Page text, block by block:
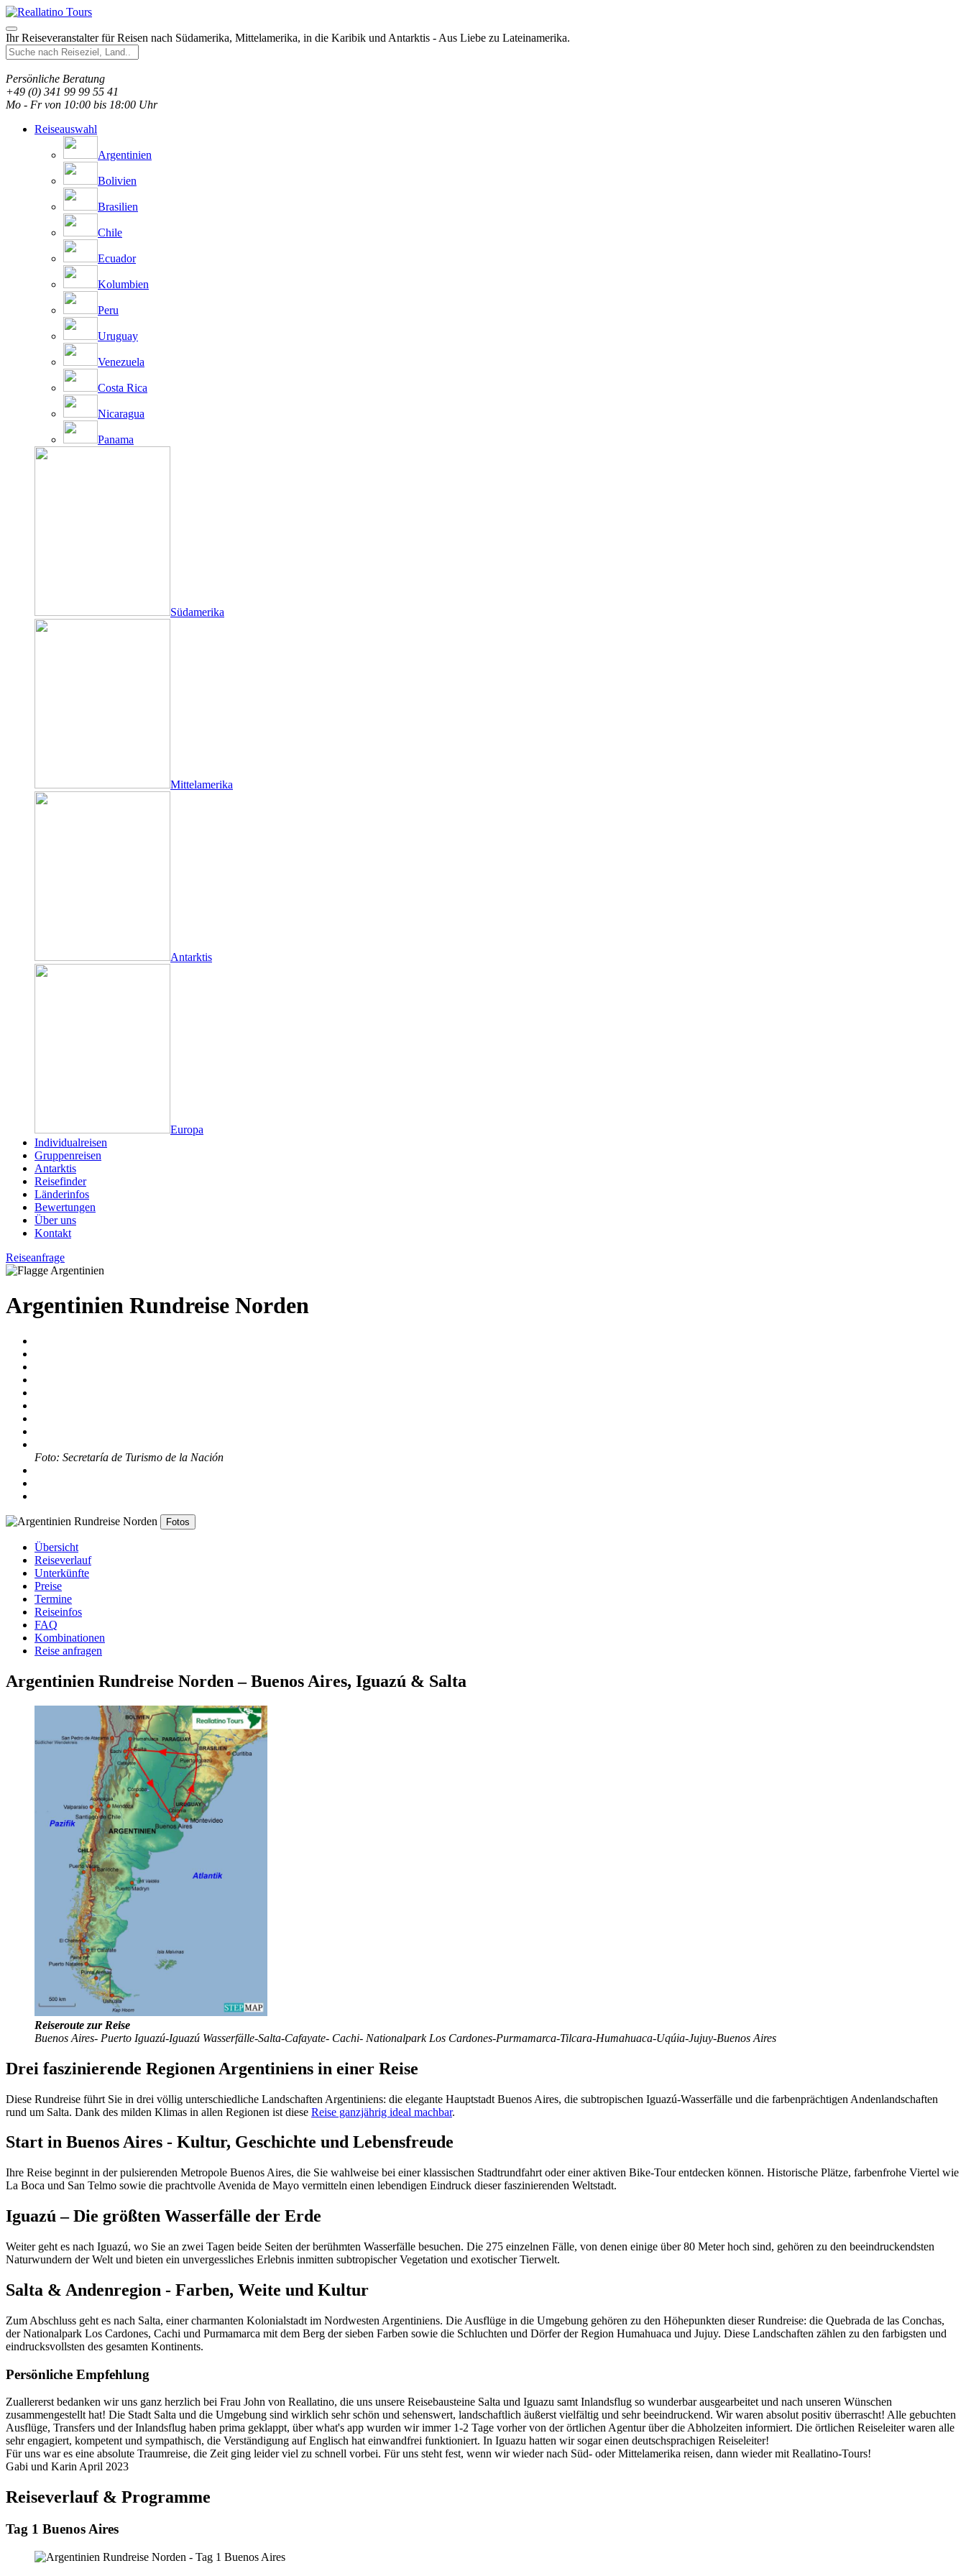
Ihr Reiseveranstalter für Reisen nach Südamerika, Mittelamerika, in die Karibik und Antarktis - Aus Liebe zu Lateinamerika.
Persönliche Beratung
+49 (0) 341 99 99 55 41
Mo - Fr von 10:00 bis 18:00 Uhr
Reiseauswahl
Argentinien
Bolivien
Brasilien
Chile
Ecuador
Kolumbien
Peru
Uruguay
Venezuela
Costa Rica
Nicaragua
Panama
Südamerika
Mittelamerika
Antarktis
Europa
Individualreisen
Gruppenreisen
Antarktis
Reisefinder
Länderinfos
Bewertungen
Über uns
Kontakt
Reiseanfrage
Argentinien Rundreise Norden
Foto: Secretaría de Turismo de la Nación
Fotos
Übersicht
Reiseverlauf
Unterkünfte
Preise
Termine
Reiseinfos
FAQ
Kombinationen
Reise anfragen
Argentinien Rundreise Norden – Buenos Aires, Iguazú & Salta
Reiseroute zur Reise
Buenos Aires- Puerto Iguazú-Iguazú Wasserfälle-Salta-Cafayate- Cachi- Nationalpark Los Cardones-Purmamarca-Tilcara-Humahuaca-Uqúia-Jujuy-Buenos Aires
Drei faszinierende Regionen Argentiniens in einer Reise
Diese Rundreise führt Sie in drei völlig unterschiedliche Landschaften Argentiniens: die elegante Hauptstadt Buenos Aires, die subtropischen Iguazú‑Wasserfälle und die farbenprächtigen Andenlandschaften
rund um Salta. Dank des milden Klimas in allen Regionen ist diese Reise ganzjährig ideal machbar.
Start in Buenos Aires - Kultur, Geschichte und Lebensfreude
Ihre Reise beginnt in der pulsierenden Metropole Buenos Aires, die Sie wahlweise bei einer klassischen Stadtrundfahrt oder einer aktiven Bike‑Tour entdecken können. Historische Plätze, farbenfrohe Viertel wie
La Boca und San Telmo sowie die prachtvolle Avenida de Mayo vermitteln einen lebendigen Eindruck dieser faszinierenden Weltstadt.
Iguazú – Die größten Wasserfälle der Erde
Weiter geht es nach Iguazú, wo Sie an zwei Tagen beide Seiten der berühmten Wasserfälle besuchen. Die 275 einzelnen Fälle, von denen einige über 80 Meter hoch sind, gehören zu den beeindruckendsten
Naturwundern der Welt und bieten ein unvergessliches Erlebnis inmitten subtropischer Vegetation und exotischer Tierwelt.
Salta & Andenregion - Farben, Weite und Kultur
Zum Abschluss geht es nach Salta, einer charmanten Kolonialstadt im Nordwesten Argentiniens. Die Ausflüge in die Umgebung gehören zu den Höhepunkten dieser Rundreise: die Quebrada de las Conchas,
der Nationalpark Los Cardones, Cachi und Purmamarca mit dem Berg der sieben Farben sowie die Schluchten und Dörfer der Region Humahuaca und Jujuy. Diese Landschaften zählen zu den farbigsten und
eindrucksvollsten des gesamten Kontinents.
Persönliche Empfehlung
Zuallererst bedanken wir uns ganz herzlich bei Frau John von Reallatino, die uns unsere Reisebausteine Salta und Iguazu samt Inlandsflug so wunderbar ausgearbeitet und nach unseren Wünschen
zusammengestellt hat! Die Stadt Salta und die Umgebung sind wirklich sehr schön und sehenswert, landschaftlich äußerst vielfältig und sehr beeindruckend. Wir waren absolut positiv überrascht! Alle gebuchten
Ausflüge, Transfers und der Inlandsflug haben prima geklappt, über what's app wurden wir immer 1-2 Tage vorher von der örtlichen Agentur über die Abholzeiten informiert. Die örtlichen Reiseleiter waren alle
sehr engagiert, kompetent und sympathisch, die Verständigung auf Englisch hat einwandfrei funktioniert. In Iguazu hatten wir sogar einen deutschsprachigen Reiseleiter!
Für uns war es eine absolute Traumreise, die Zeit ging leider viel zu schnell vorbei. Für uns steht fest, wenn wir wieder nach Süd- oder Mittelamerika reisen, dann wieder mit Reallatino-Tours!
Gabi und Karin April 2023
Reiseverlauf & Programme
Tag 1 Buenos Aires